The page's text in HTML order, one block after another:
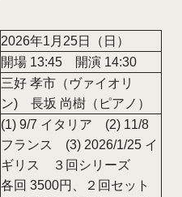
2026年1月25日（日）
開場 13:45 開演 14:30
三好 孝市（ヴァイオリ
ン) 長坂 尚樹（ピアノ）
(1) 9/7 イタリア (2) 11/8
フランス (3) 2026/1/25 イ
ギリス ３回シリーズ
各回 3500円、２回セット